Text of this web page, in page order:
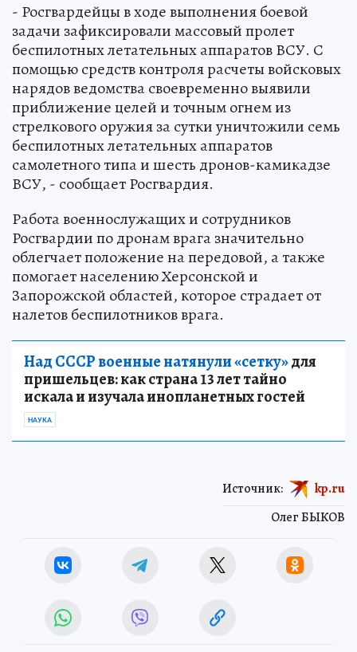
- Росгвардейцы в ходе выполнения боевой
задачи зафиксировали массовый пролет
беспилотных летательных аппаратов ВСУ. С
помощью средств контроля расчеты войсковых
нарядов ведомства своевременно выявили
приближение целей и точным огнем из
стрелкового оружия за сутки уничтожили семь
беспилотных летательных аппаратов
самолетного типа и шесть дронов-камикадзе
ВСУ, - сообщает Росгвардия.
Работа военнослужащих и сотрудников
Росгвардии по дронам врага значительно
облегчает положение на передовой, а также
помогает населению Херсонской и
Запорожской областей, которое страдает от
налетов беспилотников врага.
Над СССР военные натянули «сетку»для
пришельцев: как страна 13 лет тайно
искала и изучала инопланетных гостей
НАУКА
Олег БЫКОВ
Источник: kp.ru